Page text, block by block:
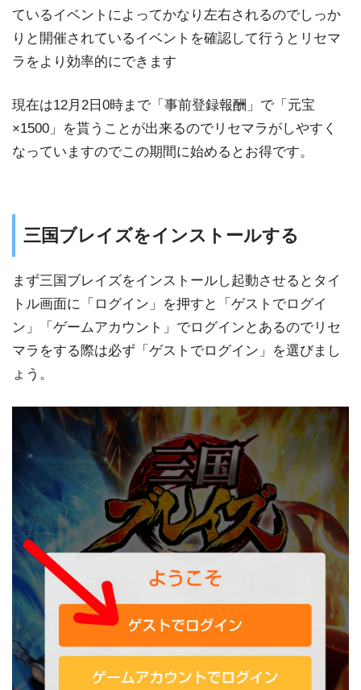
ているイベントによってかなり左右されるのでしっか
りと開催されているイベントを確認して行うとリセマ
ラをより効率的にできます
現在は12月2日0時まで「事前登録報酬」で「元宝
×1500」を貰うことが出来るのでリセマラがしやすく
なっていますのでこの期間に始めるとお得です。
三国ブレイズをインストールする
まず三国ブレイズをインストールし起動させるとタイ
トル画面に「ログイン」を押すと「ゲストでログイ
ン」「ゲームアカウント」でログインとあるのでリセ
マラをする際は必ず「ゲストでログイン」を選びまし
ょう。